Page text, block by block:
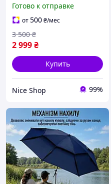
полиэстер 180 г/м² +
сталь, Crank-механизм,
вентиляция + чехол
Готово к отправке
от500₴/мес
2 999₴
3 500 ₴
Купить
Nice Shop 99%